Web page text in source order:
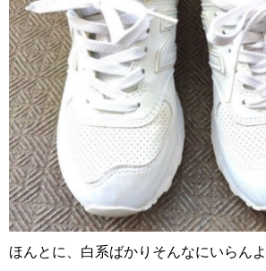
ほんとに、白系ばかりそんなにいらん